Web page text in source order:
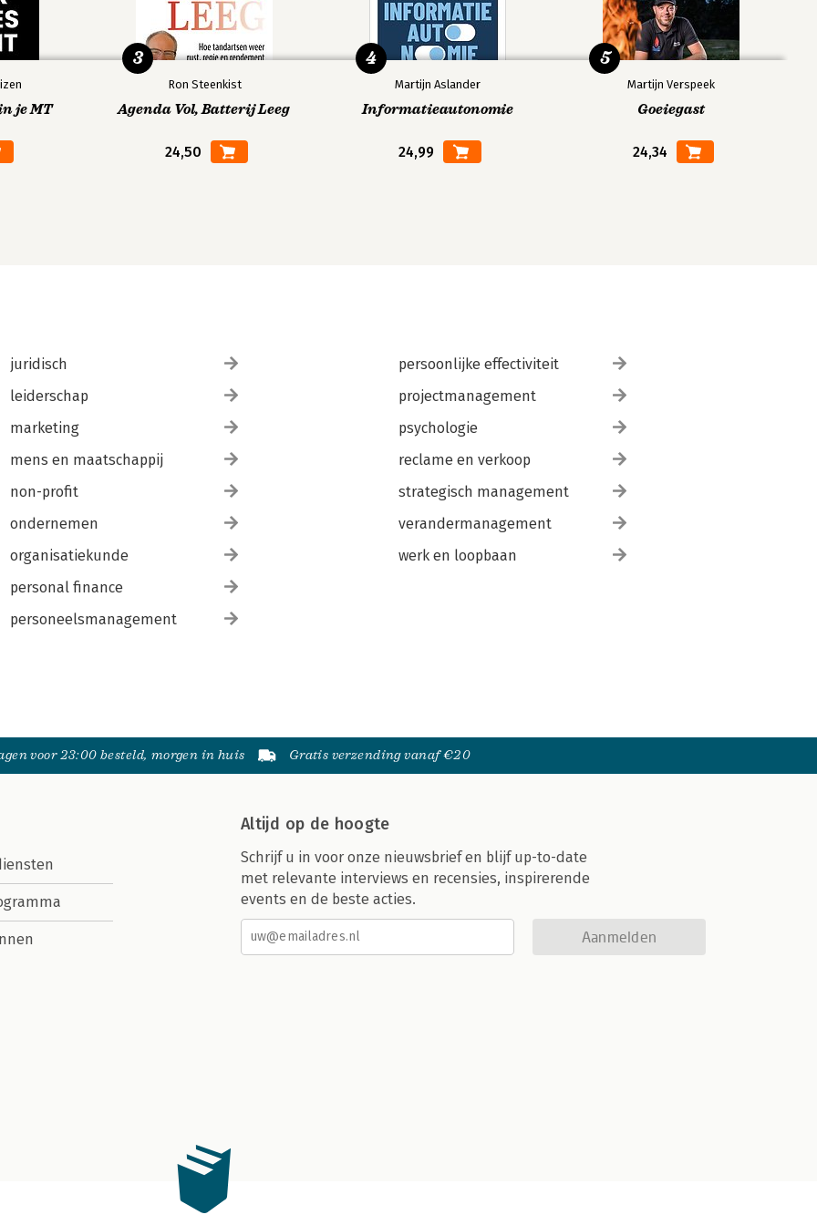
je MT
Ron Steenkist
Agenda Vol, Batterij Leeg
24,50
3
Martijn Aslander
Informatieautonomie
24,99
4
Martijn Verspeek
Goeiegast
24,34
5
juridisch
leiderschap
marketing
mens en maatschappij
non-profit
ondernemen
organisatiekunde
personal finance
personeelsmanagement
persoonlijke effectiviteit
projectmanagement
psychologie
reclame en verkoop
strategisch management
verandermanagement
werk en loopbaan
voor 23:00 besteld, morgen in huis Gratis verzending vanaf €20
Altijd op de hoogte
Schrijf u in voor onze nieuwsbrief en blijf up-to-date
met relevante interviews en recensies, inspirerende
events en de beste acties.
Aanmelden